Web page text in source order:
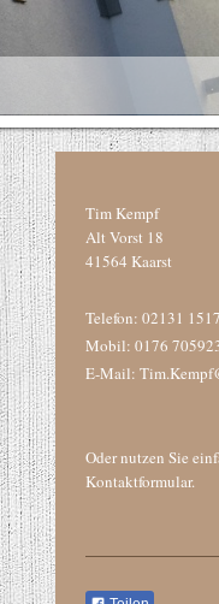
Tim Kempf
Alt Vorst 18
41564 Kaarst
Telefon: 02131
Mobil: 0176
E-Mail:
Oder nutzen Sie
Kontaktformular.